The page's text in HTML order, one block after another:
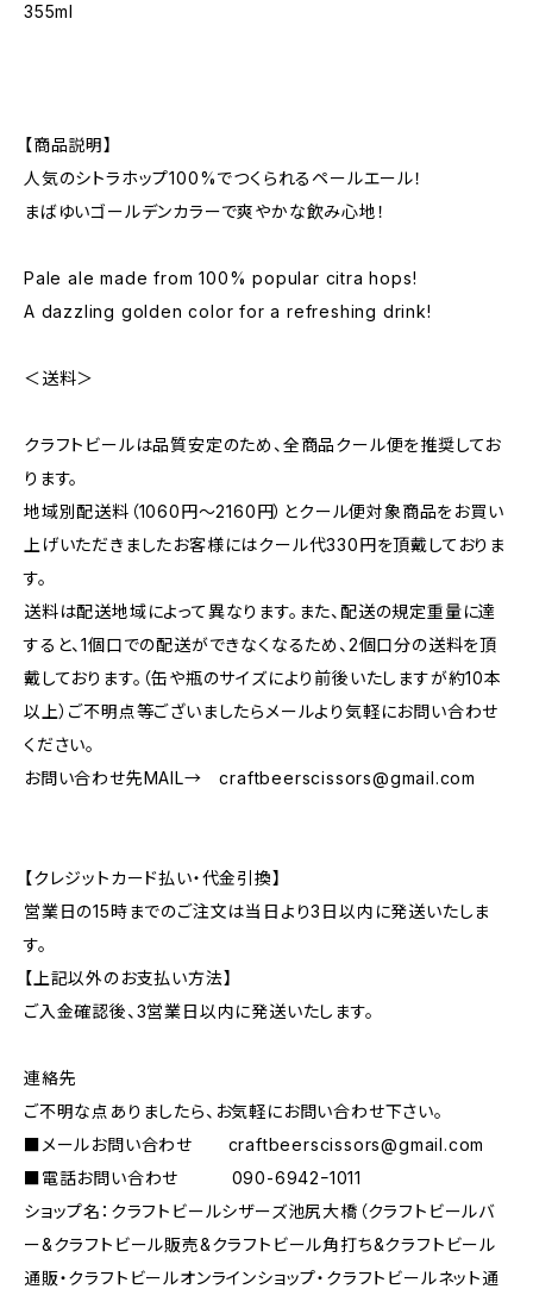
355ml
【商品説明】
人気のシトラホップ100%でつくられるペールエール！
まばゆいゴールデンカラーで爽やかな飲み心地！
Pale ale made from 100% popular citra hops!
A dazzling golden color for a refreshing drink!
＜送料＞
クラフトビールは品質安定のため、全商品クール便を推奨してお
ります。
地域別配送料（1060円～2160円）とクール便対象商品をお買い
上げいただきましたお客様にはクール代330円を頂戴しておりま
す。
送料は配送地域によって異なります。また、配送の規定重量に達
すると、1個口での配送ができなくなるため、2個口分の送料を頂
戴しております。（缶や瓶のサイズにより前後いたしますが約10本
以上）ご不明点等ございましたらメールより気軽にお問い合わせ
ください。
お問い合わせ先MAIL→craftbeerscissors@gmail.com
【クレジットカード払い・代金引換】
営業日の15時までのご注文は当日より3日以内に発送いたしま
す。
【上記以外のお支払い方法】
ご入金確認後、3営業日以内に発送いたします。
連絡先
ご不明な点ありましたら、お気軽にお問い合わせ下さい。
■メールお問い合わせ craftbeerscissors@gmail.com
■電話お問い合わせ 090-6942ｰ1011
ショップ名：クラフトビールシザーズ池尻大橋（クラフトビールバ
ー&クラフトビール販売&クラフトビール角打ち&クラフトビール
通販・クラフトビールオンラインショップ・クラフトビールネット通